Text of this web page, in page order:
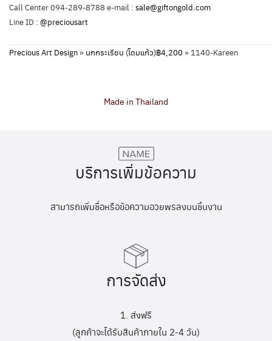
Call Center 094-289-8788 e-mail : sale@giftongold.com
Line ID : @preciousart
Precious Art Design» นกกระเรียน (โดมแก้ว)฿4,200 » 1140-Kareen
Made in Thailand
บริการเพิ่มข้อความ
สามารถเพิ่มชื่อหรือข้อความอวยพรลงบนชิ้นงาน
การจัดส่ง
1. ส่งฟรี
(ลูกค้าจะได้รับสินค้าภายใน 2-4 วัน)